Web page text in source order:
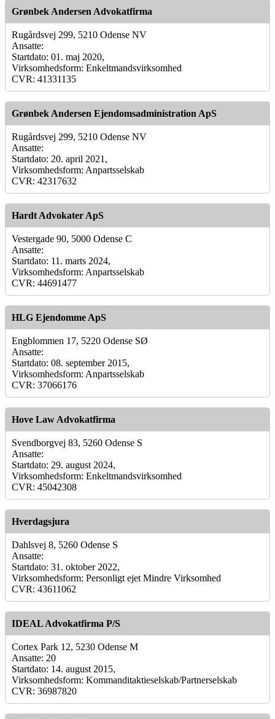
Grønbek Andersen Advokatfirma
Rugårdsvej 299, 5210 Odense NV
Ansatte:
Startdato: 01. maj 2020,
Virksomhedsform: Enkeltmandsvirksomhed
CVR: 41331135
Grønbek Andersen Ejendomsadministration ApS
Rugårdsvej 299, 5210 Odense NV
Ansatte:
Startdato: 20. april 2021,
Virksomhedsform: Anpartsselskab
CVR: 42317632
Hardt Advokater ApS
Vestergade 90, 5000 Odense C
Ansatte:
Startdato: 11. marts 2024,
Virksomhedsform: Anpartsselskab
CVR: 44691477
HLG Ejendomme ApS
Engblommen 17, 5220 Odense SØ
Ansatte:
Startdato: 08. september 2015,
Virksomhedsform: Anpartsselskab
CVR: 37066176
Hove Law Advokatfirma
Svendborgvej 83, 5260 Odense S
Ansatte:
Startdato: 29. august 2024,
Virksomhedsform: Enkeltmandsvirksomhed
CVR: 45042308
Hverdagsjura
Dahlsvej 8, 5260 Odense S
Ansatte:
Startdato: 31. oktober 2022,
Virksomhedsform: Personligt ejet Mindre Virksomhed
CVR: 43611062
IDEAL Advokatfirma P/S
Cortex Park 12, 5230 Odense M
Ansatte: 20
Startdato: 14. august 2015,
Virksomhedsform: Kommanditaktieselskab/Partnerselskab
CVR: 36987820